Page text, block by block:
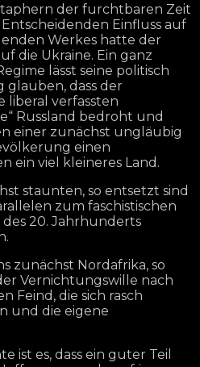
der furchtbaren Zeit
Entscheidenden Einfluss auf
Werkes hatte der
die Ukraine. Ein ganz
lässt seine politisch
glauben, dass der
liberal verfassten
Russland bedroht und
einer zunächst ungläubig
einen
ein viel kleineres Land.
staunten, so entsetzt sind
zum faschistischen
20. Jahrhunderts
zunächst Nordafrika, so
Vernichtungswille nach
Feind, die sich rasch
und die eigene
ist es, dass ein guter Teil